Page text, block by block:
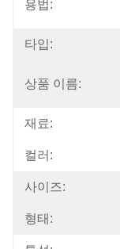
용법:
타입:
상품 이름:
재료:
컬러:
사이즈:
형태: